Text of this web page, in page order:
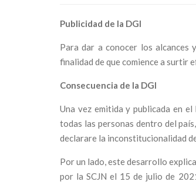
Publicidad de la DGI
Para dar a conocer los alcances
finalidad de que comience a surtir
Consecuencia de la DGI
Una vez emitida y publicada en
todas las personas dentro del
declarare la inconstitucionalidad
Por un lado, este desarrollo
por la SCJN el 15 de julio de